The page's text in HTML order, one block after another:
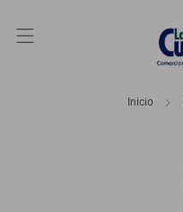
Inicio